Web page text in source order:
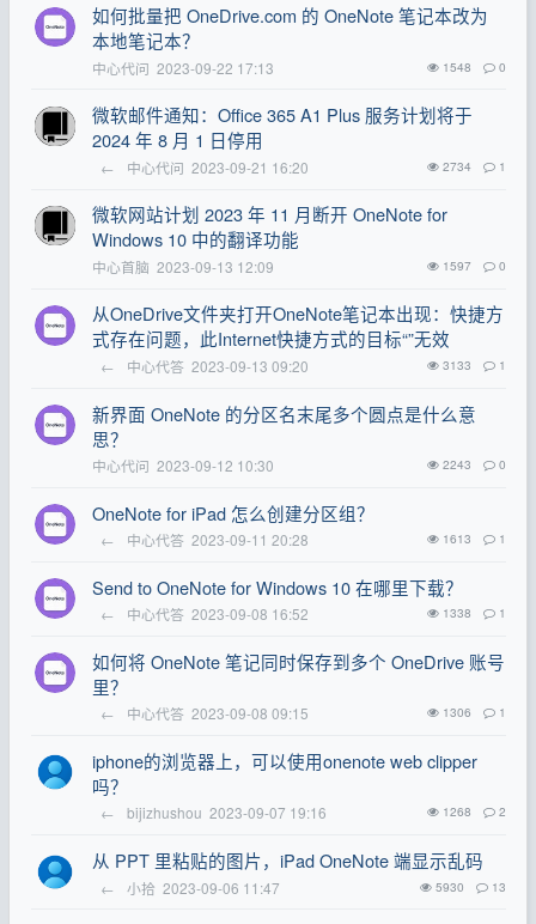
如何批量把 OneDrive.com 的 OneNote 笔记本改为
本地笔记本？
中心代问 2023-09-22 17:13 1548 0
微软邮件通知：Office 365 A1 Plus 服务计划将于
2024 年 8 月 1 日停用
← 中心代问 2023-09-21 16:20 2734 1
微软网站计划 2023 年 11 月断开 OneNote for
Windows 10 中的翻译功能
中心首脑 2023-09-13 12:09 1597 0
从OneDrive文件夹打开OneNote笔记本出现：快捷方
式存在问题，此Internet快捷方式的目标“”无效
← 中心代答 2023-09-13 09:20 3133 1
新界面 OneNote 的分区名末尾多个圆点是什么意
思？
中心代问 2023-09-12 10:30 2243 0
OneNote for iPad 怎么创建分区组？
← 中心代答 2023-09-11 20:28 1613 1
Send to OneNote for Windows 10 在哪里下载？
← 中心代答 2023-09-08 16:52 1338 1
如何将 OneNote 笔记同时保存到多个 OneDrive 账号
里？
← 中心代答 2023-09-08 09:15 1306 1
iphone的浏览器上，可以使用onenote web clipper
吗？
← bijizhushou 2023-09-07 19:16 1268 2
从 PPT 里粘贴的图片，iPad OneNote 端显示乱码
← 小拾 2023-09-06 11:47 5930 13